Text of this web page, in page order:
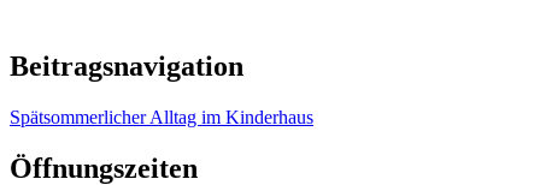
Beitragsnavigation
Spätsommerlicher Alltag im Kinderhaus
Öffnungszeiten